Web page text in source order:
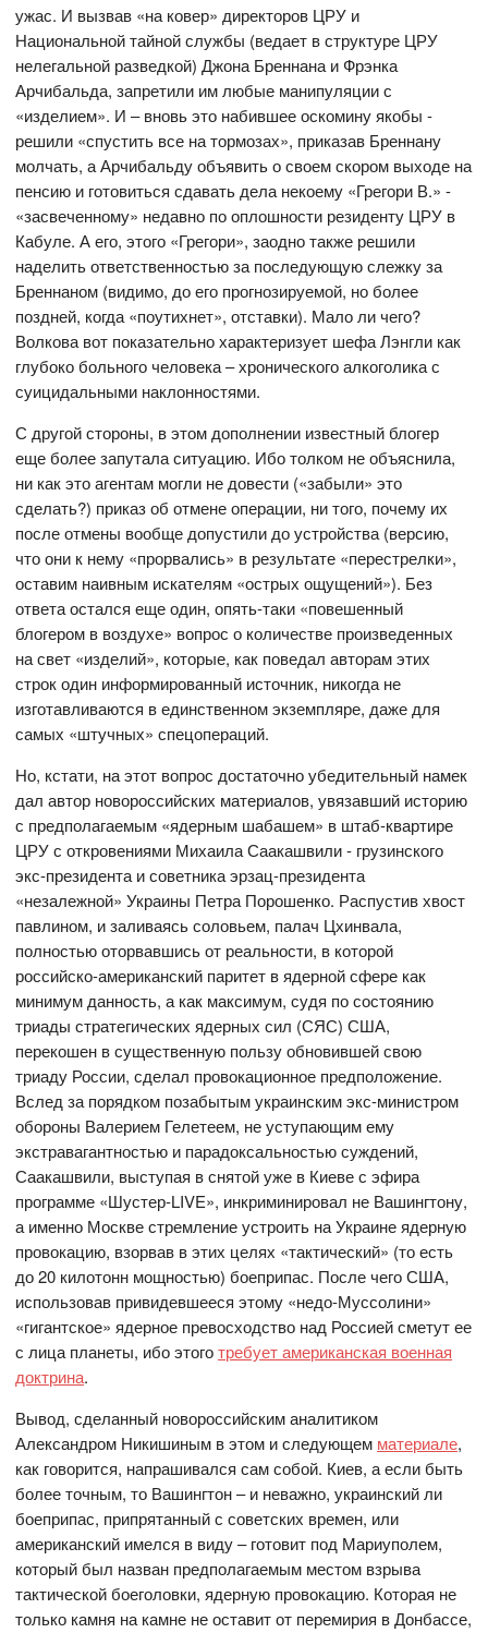
ужас. И вызвав «на ковер» директоров ЦРУ и
Национальной тайной службы (ведает в структуре ЦРУ
нелегальной разведкой) Джона Бреннана и Фрэнка
Арчибальда, запретили им любые манипуляции с
«изделием». И – вновь это набившее оскомину якобы -
решили «спустить все на тормозах», приказав Бреннану
молчать, а Арчибальду объявить о своем скором выходе на
пенсию и готовиться сдавать дела некоему «Грегори В.» -
«засвеченному» недавно по оплошности резиденту ЦРУ в
Кабуле. А его, этого «Грегори», заодно также решили
наделить ответственностью за последующую слежку за
Бреннаном (видимо, до его прогнозируемой, но более
поздней, когда «поутихнет», отставки). Мало ли чего?
Волкова вот показательно характеризует шефа Лэнгли как
глубоко больного человека – хронического алкоголика с
суицидальными наклонностями.
С другой стороны, в этом дополнении известный блогер
еще более запутала ситуацию. Ибо толком не объяснила,
ни как это агентам могли не довести («забыли» это
сделать?) приказ об отмене операции, ни того, почему их
после отмены вообще допустили до устройства (версию,
что они к нему «прорвались» в результате «перестрелки»,
оставим наивным искателям «острых ощущений»). Без
ответа остался еще один, опять-таки «повешенный
блогером в воздухе» вопрос о количестве произведенных
на свет «изделий», которые, как поведал авторам этих
строк один информированный источник, никогда не
изготавливаются в единственном экземпляре, даже для
самых «штучных» спецопераций.
Но, кстати, на этот вопрос достаточно убедительный намек
дал автор новороссийских материалов, увязавший историю
с предполагаемым «ядерным шабашем» в штаб-квартире
ЦРУ с откровениями Михаила Саакашвили - грузинского
экс-президента и советника эрзац-президента
«незалежной» Украины Петра Порошенко. Распустив хвост
павлином, и заливаясь соловьем, палач Цхинвала,
полностью оторвавшись от реальности, в которой
российско-американский паритет в ядерной сфере как
минимум данность, а как максимум, судя по состоянию
триады стратегических ядерных сил (СЯС) США,
перекошен в существенную пользу обновившей свою
триаду России, сделал провокационное предположение.
Вслед за порядком позабытым украинским экс-министром
обороны Валерием Гелетеем, не уступающим ему
экстравагантностью и парадоксальностью суждений,
Саакашвили, выступая в снятой уже в Киеве с эфира
программе «Шустер-LIVE», инкриминировал не Вашингтону,
а именно Москве стремление устроить на Украине ядерную
провокацию, взорвав в этих целях «тактический» (то есть
до 20 килотонн мощностью) боеприпас. После чего США,
использовав привидевшееся этому «недо-Муссолини»
«гигантское» ядерное превосходство над Россией сметут ее
с лица планеты, ибо этоготребует американская военная
доктрина.
Вывод, сделанный новороссийским аналитиком
Александром Никишиным в этом и следующем материале,
как говорится, напрашивался сам собой. Киев, а если быть
более точным, то Вашингтон – и неважно, украинский ли
боеприпас, припрятанный с советских времен, или
американский имелся в виду – готовит под Мариуполем,
который был назван предполагаемым местом взрыва
тактической боеголовки, ядерную провокацию. Которая не
только камня на камне не оставит от перемирия в Донбассе,